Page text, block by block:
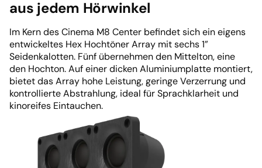
aus jedem Hörwinkel
Im Kern des Cinema M8 Center befindet sich ein eigens
entwickeltes Hex Hochtöner Array mit sechs 1”
Seidenkalotten. Fünf übernehmen den Mittelton, eine
den Hochton. Auf einer dicken Aluminiumplatte montiert,
bietet das Array hohe Leistung, geringe Verzerrung und
kontrollierte Abstrahlung, ideal für Sprachklarheit und
kinoreifes Eintauchen.